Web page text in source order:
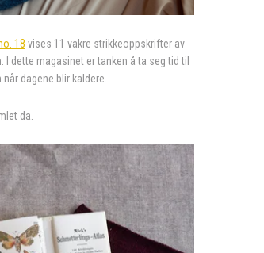
18 vises 11 vakre strikkeoppskrifter av
dette magasinet er tanken å ta seg tid til
dagene blir kaldere.
da.